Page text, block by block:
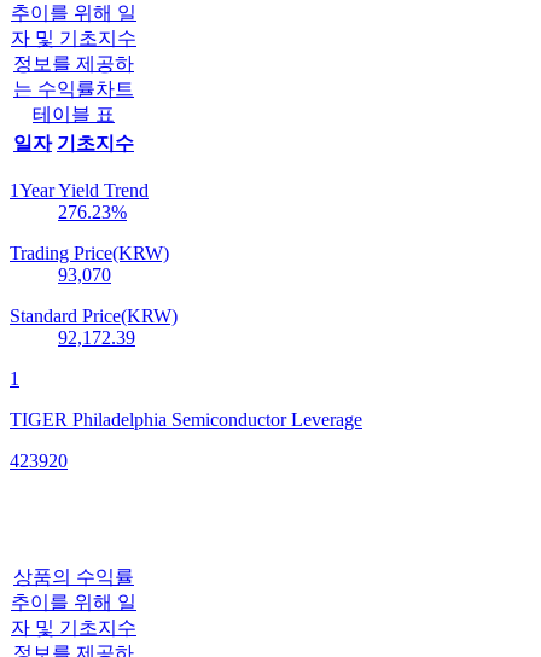
추이를 위해 일
자 및 기초지수
정보를 제공하
는 수익률차트
테이블 표
일자 기초지수
1Year Yield Trend
276.23%
Trading Price(KRW)
93,070
Standard Price(KRW)
92,172.39
1
TIGER Philadelphia Semiconductor Leverage
423920
상품의 수익률
추이를 위해 일
자 및 기초지수
정보를 제공하